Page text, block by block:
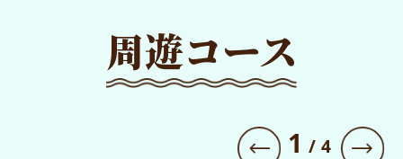
周遊コース
1 / 4